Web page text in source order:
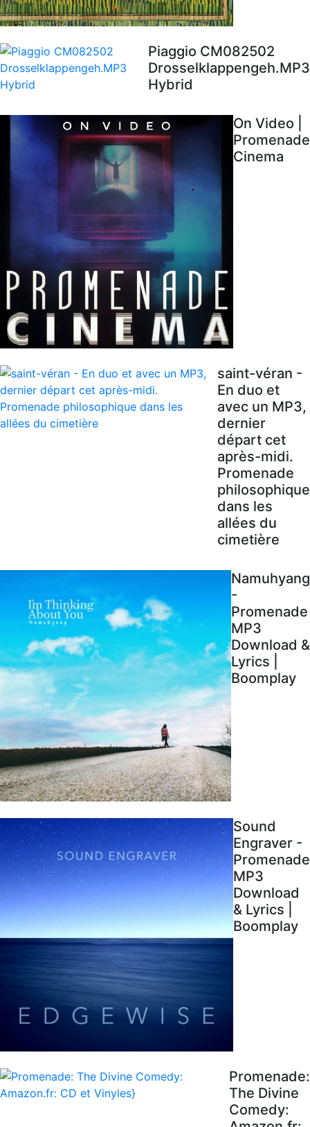
Piaggio CM082502
Drosselklappengeh.MP3
Hybrid
On Video |
Promenade
Cinema
saint-véran -
En duo et
avec un MP3,
dernier
départ cet
après-midi.
Promenade
philosophique
dans les
allées du
cimetière
Namuhyang
-
Promenade
MP3
Download &
Lyrics |
Boomplay
Sound
Engraver -
Promenade
MP3
Download
& Lyrics |
Boomplay
Promenade:
The Divine
Comedy: